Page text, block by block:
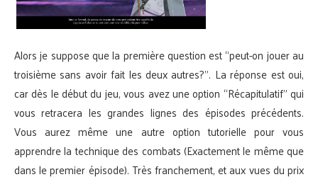
Alors je suppose que la première question est “peut-on jouer au
troisième sans avoir fait les deux autres?”. La réponse est oui,
car dès le début du jeu, vous avez une option “Récapitulatif” qui
vous retracera les grandes lignes des épisodes précédents.
Vous aurez même une autre option tutorielle pour vous
apprendre la technique des combats (Exactement le même que
dans le premier épisode). Très franchement, et aux vues du prix